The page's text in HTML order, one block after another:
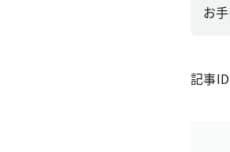
お
記事